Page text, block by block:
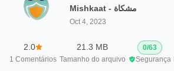
Mishkaat - مشكاة
Oct 4, 2023
2.0
1 Comentários
21.3 MB
Tamanho do arquivo
0/63
Segurança